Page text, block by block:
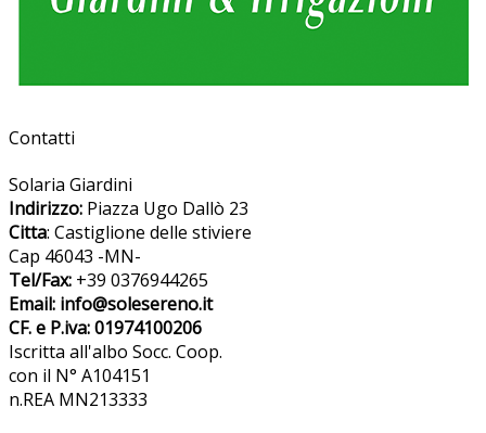
Contatti
Solaria Giardini
Indirizzo: Piazza Ugo Dallò 23
Citta: Castiglione delle stiviere
Cap 46043 -MN-
Tel/Fax: +39 0376944265
Email: info@solesereno.it
CF. e P.iva: 01974100206
Iscritta all'albo Socc. Coop.
con il N° A104151
n.REA MN213333